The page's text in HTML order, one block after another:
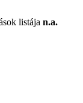
listája n.a.